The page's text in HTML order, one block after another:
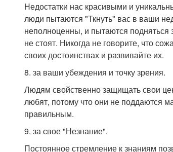
Недостатки нас красивыми и
люди пытаются "Ткнуть" вас в ваши
неполноценны, и пытаются подняться
не стоят. Никогда не говорите, что
своих достоинствах и развивайте их.
8. за ваши убеждения и точку зрения.
Людям свойственно защищать свои
любят, потому что они не поддаются
правильным.
9. за свое "Незнание".
Постоянное стремление к знаниям